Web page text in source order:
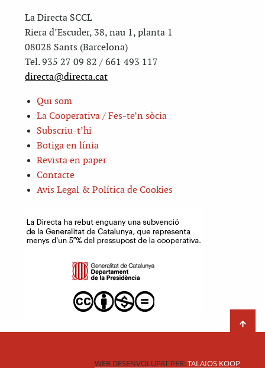
La Directa SCCL
Riera d’Escuder, 38, nau 1, planta 1
08028 Sants (Barcelona)
Tel. 935 27 09 82 / 661 493 117
directa@directa.cat
Qui som
La Cooperativa / Fes-te’n sòcia
Subscriu-t’hi
Botiga en línia
Revista en paper
Contacte
Avis Legal & Política de Cookies
WEB DESENVOLUPAT PER:TALAIOS KOOP